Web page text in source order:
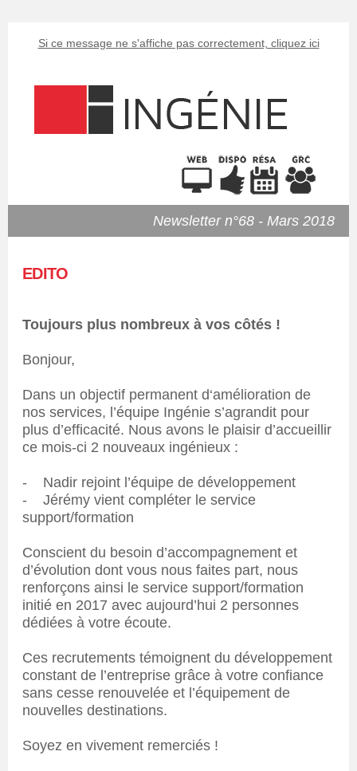
Si ce message ne s'affiche pas correctement, cliquez ici
Newsletter n°68 - Mars 2018
EDITO
Toujours plus nombreux à vos côtés !
Bonjour,
Dans un objectif permanent d‘amélioration de
nos services, l’équipe Ingénie s’agrandit pour
plus d’efficacité. Nous avons le plaisir d’accueillir
ce mois-ci 2 nouveaux ingénieux :
- Nadir rejoint l’équipe de développement
- Jérémy vient compléter le service
support/formation
Conscient du besoin d’accompagnement et
d’évolution dont vous nous faites part, nous
renforçons ainsi le service support/formation
initié en 2017 avec aujourd’hui 2 personnes
dédiées à votre écoute.
Ces recrutements témoignent du développement
constant de l’entreprise grâce à votre confiance
sans cesse renouvelée et l’équipement de
nouvelles destinations.
Soyez en vivement remerciés !